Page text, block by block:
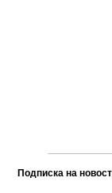
Подписка на